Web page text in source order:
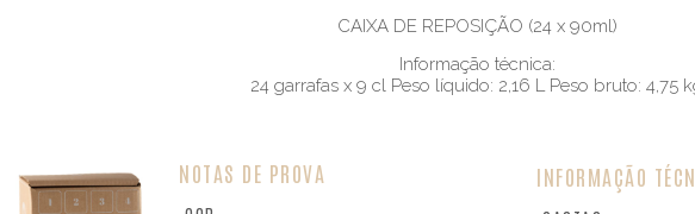
CAIXA DE REPOSIÇÃO (24 x 90ml)
Informação técnica:
24 garrafas x 9 cl Peso líquido: 2,16 L Peso bruto: 4,75
NOTAS DE PROVA INFORMAÇÃO